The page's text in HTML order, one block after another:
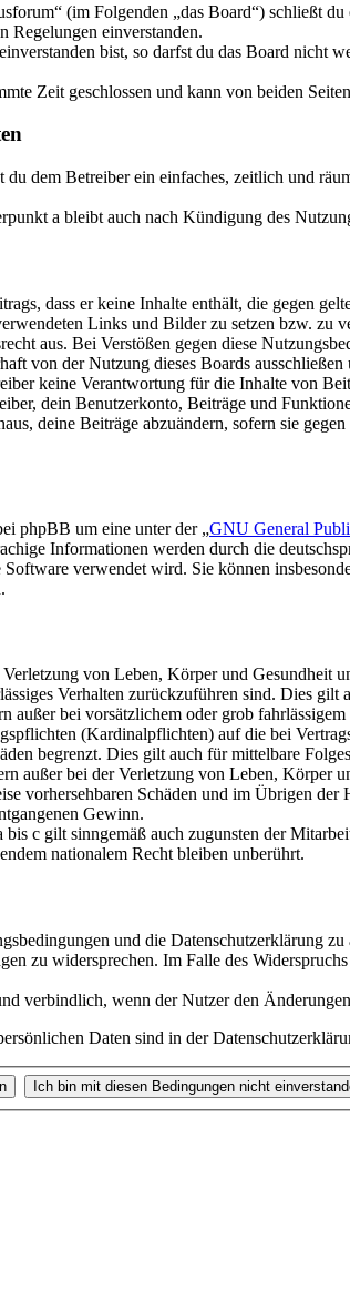
(im Folgenden „das Board“) schließt
Regelungen einverstanden.
bist, so darfst du das Board nicht
Zeit geschlossen und kann von beiden
dem Betreiber ein einfaches, zeitlich und
a bleibt auch nach Kündigung des
dass er keine Inhalte enthält, die gegen
Links und Bilder zu setzen bzw. zu
aus. Bei Verstößen gegen diese
von der Nutzung dieses Boards
keine Verantwortung für die Inhalte von
dein Benutzerkonto, Beiträge und
deine Beiträge abzuändern, sofern sie
phpBB um eine unter der „GNU General
Informationen werden durch die
verwendet wird. Sie können
von Leben, Körper und
Verhalten zurückzuführen sind. Dies
außer bei vorsätzlichem oder grob
(Kardinalpflichten) auf die bei
begrenzt. Dies gilt auch für mittelbare
außer bei der Verletzung von Leben, Körper
vorhersehbaren Schäden und im Übrigen
Gewinn.
c gilt sinngemäß auch zugunsten der
nationalem Recht bleiben unberührt.
und die Datenschutzerklärung
zu widersprechen. Im Falle des
verbindlich, wenn der Nutzer den
Daten sind in der